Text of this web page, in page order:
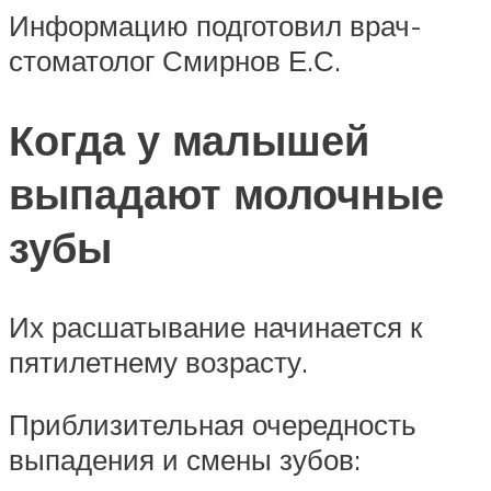
Информацию подготовил врач-
стоматолог Смирнов Е.С.
Когда у малышей
выпадают молочные
зубы
Их расшатывание начинается к
пятилетнему возрасту.
Приблизительная очередность
выпадения и смены зубов: